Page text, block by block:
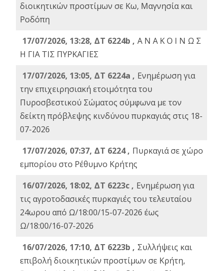
διοικητικών προστίμων σε Κω, Μαγνησία και
Ροδόπη
17/07/2026, 13:28, ΔΤ 6224b , Α Ν Α Κ Ο Ι Ν Ω Σ
Η ΓΙΑ ΤΙΣ ΠΥΡΚΑΓΙΕΣ
17/07/2026, 13:05, ΔΤ 6224a , Ενημέρωση για
την επιχειρησιακή ετοιμότητα του
Πυροσβεστικού Σώματος σύμφωνα με τον
δείκτη πρόβλεψης κινδύνου πυρκαγιάς στις 18-
07-2026
17/07/2026, 07:37, ΔΤ 6224 , Πυρκαγιά σε χώρο
εμπορίου στο Ρέθυμνο Κρήτης
16/07/2026, 18:02, ΔΤ 6223c , Ενημέρωση για
τις αγροτοδασικές πυρκαγιές του τελευταίου
24ωρου από Ω/18:00/15-07-2026 έως
Ω/18:00/16-07-2026
16/07/2026, 17:10, ΔΤ 6223b , Συλλήψεις και
επιβολή διοικητικών προστίμων σε Κρήτη,